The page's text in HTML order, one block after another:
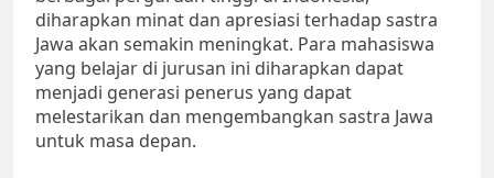
diharapkan minat dan apresiasi terhadap sastra
Jawa akan semakin meningkat. Para mahasiswa
yang belajar di jurusan ini diharapkan dapat
menjadi generasi penerus yang dapat
melestarikan dan mengembangkan sastra Jawa
untuk masa depan.